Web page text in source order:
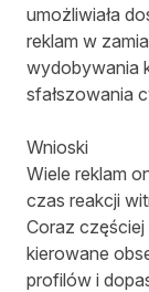
umożliwiała
reklam w
wydobywania
sfałszowania
Wnioski
Wiele reklam
czas reakcji
Coraz
kierowane
profilów i